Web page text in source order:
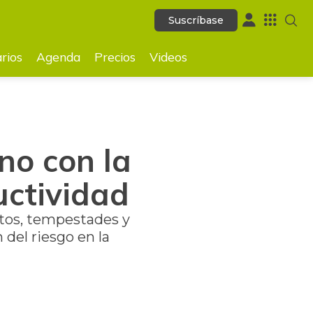
Suscríbase
Suscríbase
Agenda Precios Videos
con la
tempestades y
del riesgo en la